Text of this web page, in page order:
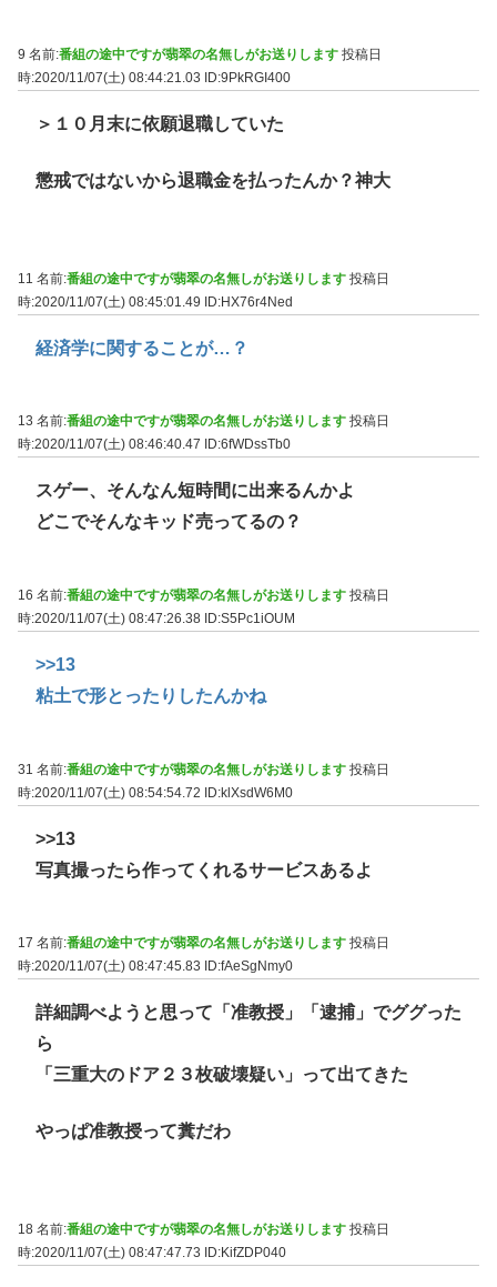
9 名前:番組の途中ですが翡翠の名無しがお送りします 投稿日
時:2020/11/07(土) 08:44:21.03
ID:9PkRGI400
＞１０月末に依願退職していた
懲戒ではないから退職金を払ったんか？神大
11 名前:番組の途中ですが翡翠の名無しがお送りします 投稿日
時:2020/11/07(土) 08:45:01.49 ID:HX76r4Ned
経済学に関することが…？
13 名前:番組の途中ですが翡翠の名無しがお送りします 投稿日
時:2020/11/07(土) 08:46:40.47
ID:6fWDssTb0
スゲー、そんなん短時間に出来るんかよ
どこでそんなキッド売ってるの？
16 名前:番組の途中ですが翡翠の名無しがお送りします 投稿日
時:2020/11/07(土) 08:47:26.38 ID:S5Pc1iOUM
>>13
粘土で形とったりしたんかね
31 名前:番組の途中ですが翡翠の名無しがお送りします 投稿日
時:2020/11/07(土) 08:54:54.72 ID:klXsdW6M0
>>13
写真撮ったら作ってくれるサービスあるよ
17 名前:番組の途中ですが翡翠の名無しがお送りします 投稿日
時:2020/11/07(土) 08:47:45.83
ID:fAeSgNmy0
詳細調べようと思って「准教授」「逮捕」でググった
ら
「三重大のドア２３枚破壊疑い」って出てきた
やっぱ准教授って糞だわ
18 名前:番組の途中ですが翡翠の名無しがお送りします 投稿日
時:2020/11/07(土) 08:47:47.73 ID:KifZDP040